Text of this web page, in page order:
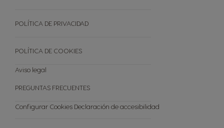
Reciclar Capsulas
Tienda Exclusiva
POLÍTICA DE PRIVACIDAD
POLÍTICA DE COOKIES
Aviso legal
PREGUNTAS FRECUENTES
Configurar Cookies Declaración de accesibilidad